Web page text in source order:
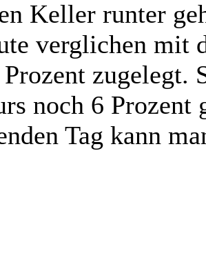
Keller runter
verglichen mit
zugelegt.
noch 6 Prozent
Tag kann